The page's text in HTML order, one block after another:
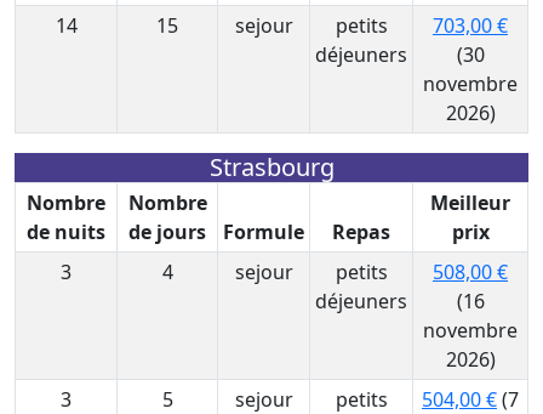
14
15 sejour
petits
déjeuners
703,00 €
(30
novembre
2026)
Strasbourg
Nombre
de nuits
Nombre
de jours
Formule Repas
Meilleur
prix
3
4 sejour
petits
déjeuners
508,00 €
(16
novembre
2026)
3
5 sejour
petits
504,00 €(7